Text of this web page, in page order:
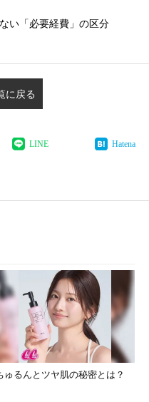
い「必要経費」の区分
に戻る
LINE Hatena
ゅるんとツヤ肌の秘密とは？